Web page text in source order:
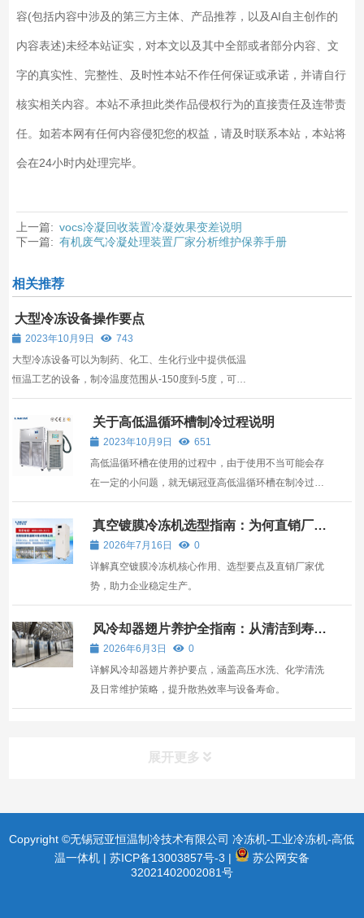
容(包括内容中涉及的第三方主体、产品推荐，以及AI自主创作的
内容表述)未经本站证实，对本文以及其中全部或者部分内容、文
字的真实性、完整性、及时性本站不作任何保证或承诺，并请自行
核实相关内容。本站不承担此类作品侵权行为的直接责任及连带责
任。如若本网有任何内容侵犯您的权益，请及时联系本站，本站将
会在24小时内处理完毕。
上一篇: vocs冷凝回收装置冷凝效果变差说明
下一篇: 有机废气冷凝处理装置厂家分析维护保养手册
相关推荐
大型冷冻设备操作要点
2023年10月9日
743
大型冷冻设备可以为制药、化工、生化行业中提供低温
恒温工艺的设备，制冷温度范围从-150度到-5度，可满
足不同制冷温度需求。 来操作这台大型冷冻设备的操作
人员，必定要有工作经验，并通过相关训练，掌握操作
技能，可以恪守安全操作规程来进行工作。在操作冷冻
机之...
关于高低温循环槽制冷过程说明
2023年10月9日
651
高低温循环槽在使用的过程中，由于使用不当可能会存
在一定的小问题，就无锡冠亚高低温循环槽在制冷过程
中可能存在的问题，接下来就和大家说明下。 大多数高
低温循环槽组冷却媒体制冷，但一些依赖如空气或水的
简单的技术包含了调节温度的冷却线圈流动。高低温循
环槽作...
真空镀膜冷冻机选型指南：为何直销厂家
更值得信赖？
2026年7月16日
0
详解真空镀膜冷冻机核心作用、选型要点及直销厂家优
势，助力企业稳定生产。
风冷却器翅片养护全指南：从清洁到寿命
延长的关键要点
2026年6月3日
0
详解风冷却器翅片养护要点，涵盖高压水洗、化学清洗
及日常维护策略，提升散热效率与设备寿命。
展开更多
Copyright ©无锡冠亚恒温制冷技术有限公司 冷冻机-工业冷冻机-高低
温一体机 | 苏ICP备13003857号-3 |
苏公网安备
32021402002081号